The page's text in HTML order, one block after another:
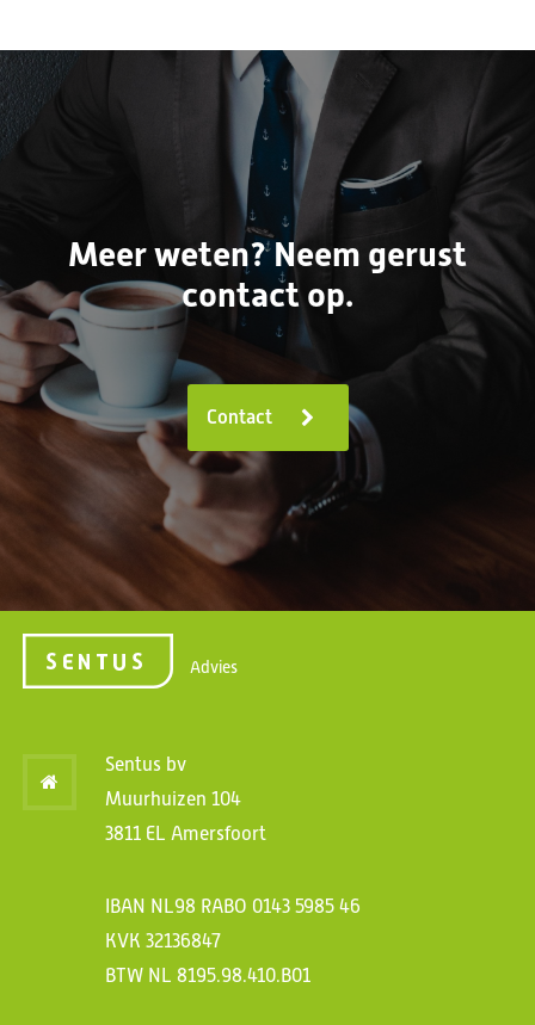
Meer weten? Neem gerust
contact op.
Contact
Advies
Sentus bv
Muurhuizen 104
3811 EL Amersfoort
IBAN NL98 RABO 0143 5985 46
KVK 32136847
BTW NL 8195.98.410.B01